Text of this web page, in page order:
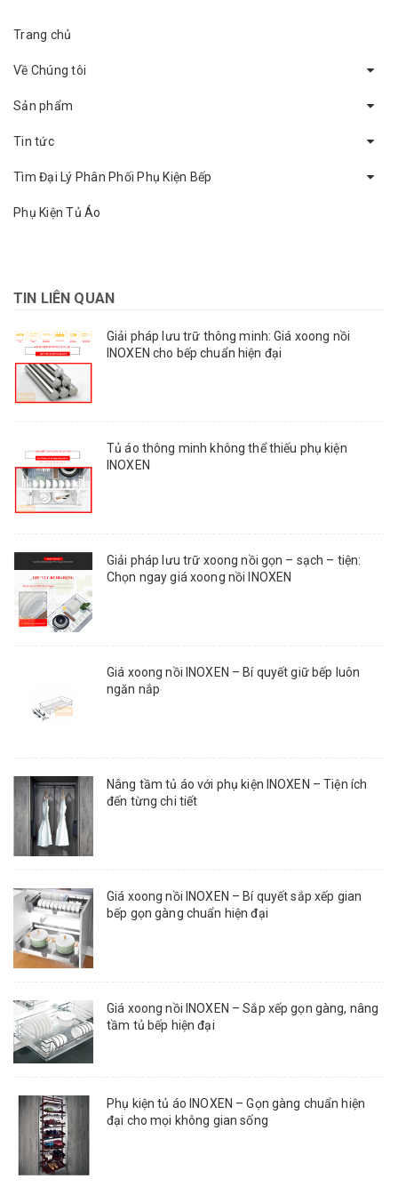
Trang chủ
Về Chúng tôi
Sản phẩm
Tin tức
Tìm Đại Lý Phân Phối Phụ Kiện Bếp
Phụ Kiện Tủ Áo
TIN LIÊN QUAN
Giải pháp lưu trữ thông minh: Giá xoong nồi
INOXEN cho bếp chuẩn hiện đại
Tủ áo thông minh không thể thiếu phụ kiện
INOXEN
Giải pháp lưu trữ xoong nồi gọn – sạch – tiện:
Chọn ngay giá xoong nồi INOXEN
Giá xoong nồi INOXEN – Bí quyết giữ bếp luôn
ngăn nắp
Nâng tầm tủ áo với phụ kiện INOXEN – Tiện ích
đến từng chi tiết
Giá xoong nồi INOXEN – Bí quyết sắp xếp gian
bếp gọn gàng chuẩn hiện đại
Giá xoong nồi INOXEN – Sắp xếp gọn gàng, nâng
tầm tủ bếp hiện đại
Phụ kiện tủ áo INOXEN – Gọn gàng chuẩn hiện
đại cho mọi không gian sống